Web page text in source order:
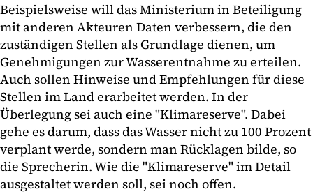
Beispielsweise will das Ministerium in Beteiligung
mit anderen Akteuren Daten verbessern, die den
zuständigen Stellen als Grundlage dienen, um
Genehmigungen zur Wasserentnahme zu erteilen.
Auch sollen Hinweise und Empfehlungen für diese
Stellen im Land erarbeitet werden. In der
Überlegung sei auch eine "Klimareserve". Dabei
gehe es darum, dass das Wasser nicht zu 100 Prozent
verplant werde, sondern man Rücklagen bilde, so
die Sprecherin. Wie die "Klimareserve" im Detail
ausgestaltet werden soll, sei noch offen.